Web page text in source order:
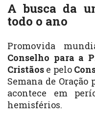
A busca da
todo o ano
Promovida
Conselho para a
Cristãos e pelo
Semana de
acontece em
hemisférios.